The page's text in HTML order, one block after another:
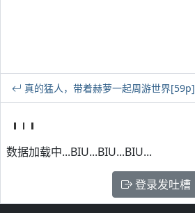
真的猛人，带着赫萝一起周游世界[59p]
数据加载中...BIU...BIU...BIU...
登录发吐槽